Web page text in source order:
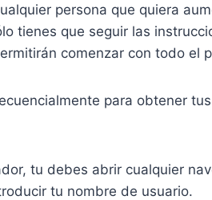
persona que quiera
tienes que seguir las
comenzar con todo el
para obtener
tu debes abrir cualquier
tu nombre de usuario.